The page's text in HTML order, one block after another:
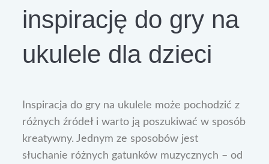
inspirację do gry na
ukulele dla dzieci
Inspiracja do gry na ukulele może pochodzić z
różnych źródeł i warto ją poszukiwać w sposób
kreatywny. Jednym ze sposobów jest
słuchanie różnych gatunków muzycznych – od